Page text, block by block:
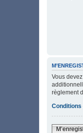
Vous
règlement
Conditions